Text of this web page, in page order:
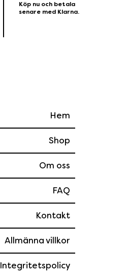
Köp nu och betala
senare med Klarna.
Hem
Shop
Om oss
FAQ
Kontakt
Allmänna villkor
Integritetspolicy